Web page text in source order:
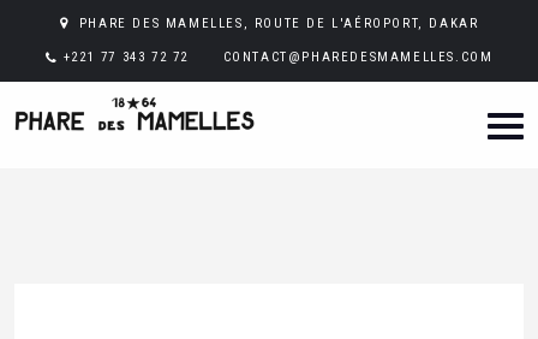
PHARE DES MAMELLES, ROUTE DE L'AÉROPORT, DAKAR
+221 77 343 72 72 CONTACT@PHAREDESMAMELLES.COM